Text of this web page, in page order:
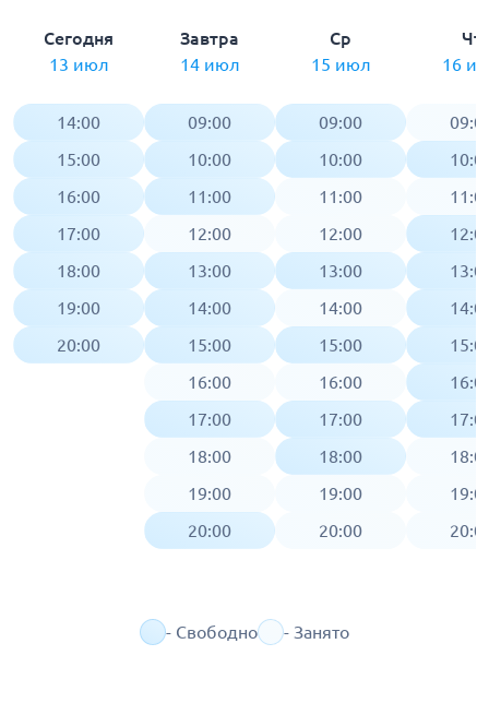
Сегодня
13 июл
14:00
15:00
16:00
17:00
18:00
19:00
20:00
Завтра
14 июл
09:00
10:00
11:00
12:00
13:00
14:00
15:00
16:00
17:00
18:00
19:00
20:00
Ср
15 июл
09:00
10:00
11:00
12:00
13:00
14:00
15:00
16:00
17:00
18:00
19:00
20:00
Чт
16
- Свободно - Занято